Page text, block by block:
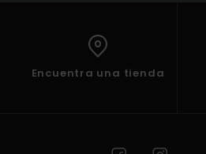
Encuentra una tienda